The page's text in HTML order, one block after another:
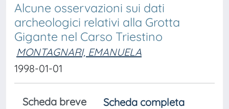
Alcune osservazioni sui dati
archeologici relativi alla Grotta
Gigante nel Carso Triestino
MONTAGNARI, EMANUELA
1998-01-01
Scheda breve Scheda completa